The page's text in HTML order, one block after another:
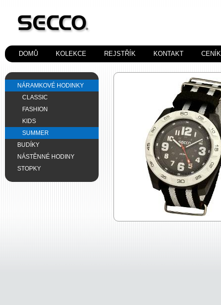
DOMŮ KOLEKCE REJSTŘÍK KONTAKT
NÁRAMKOVÉ HODINKY
CLASSIC
FASHION
KIDS
SUMMER
BUDÍKY
NÁSTĚNNÉ HODINY
STOPKY